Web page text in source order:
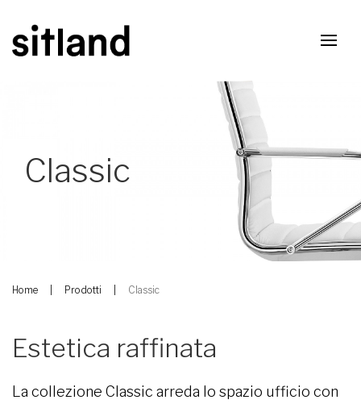
Classic
Home Prodotti Classic
Estetica raffinata
La collezione Classic arreda lo spazio ufficio con